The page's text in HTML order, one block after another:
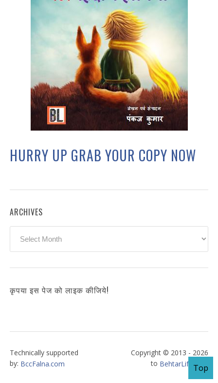
HURRY UP GRAB YOUR COPY NOW
ARCHIVES
कृपया इस पेज को लाइक कीजिये!
Technically supported
by: BccFalna.com
Copyright © 2013 - 2026
to BehtarLife.com
Top